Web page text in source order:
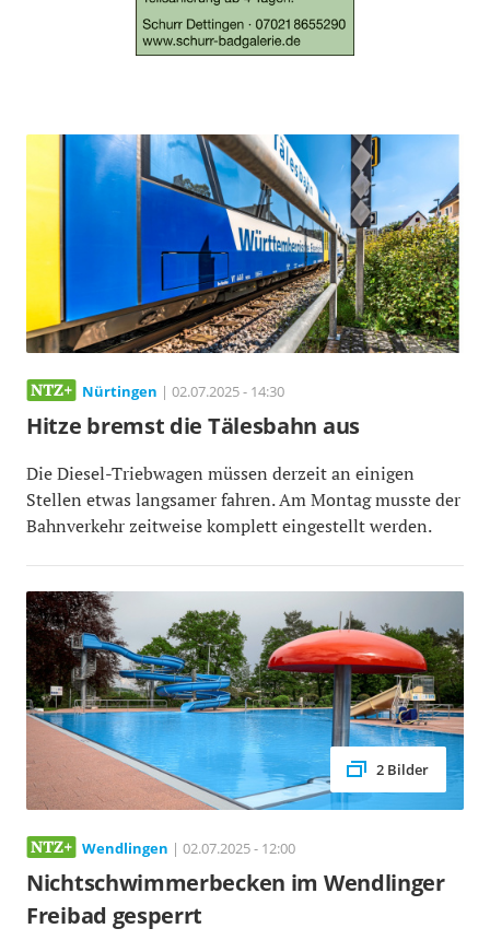
Nürtingen | 02.07.2025 - 14:30
Hitze bremst die Tälesbahn aus
Die Diesel-Triebwagen müssen derzeit an einigen
Stellen etwas langsamer fahren. Am Montag musste der
Bahnverkehr zeitweise komplett eingestellt werden.
2 Bilder
Wendlingen | 02.07.2025 - 12:00
Nichtschwimmerbecken im Wendlinger
Freibad gesperrt